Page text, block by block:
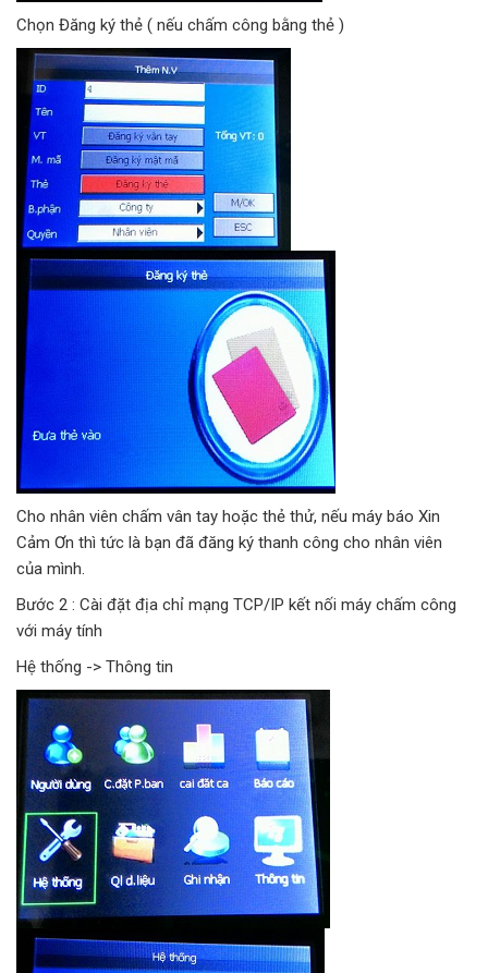
Chọn Đăng ký thẻ ( nếu chấm công bằng thẻ )
Cho nhân viên chấm vân tay hoặc thẻ thử, nếu máy báo Xin
Cảm Ơn thì tức là bạn đã đăng ký thanh công cho nhân viên
của mình.
Bước 2 : Cài đặt địa chỉ mạng TCP/IP kết nối máy chấm công
với máy tính
Hệ thống -> Thông tin